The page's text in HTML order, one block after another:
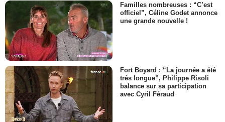
Familles nombreuses : “C’est
officiel”, Céline Godet annonce
une grande nouvelle !
Fort Boyard : “La journée a été
très longue”, Philippe Risoli
balance sur sa participation
avec Cyril Féraud